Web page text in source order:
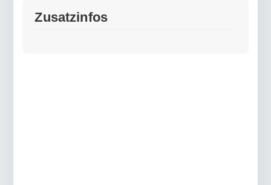
Zusatzinfos